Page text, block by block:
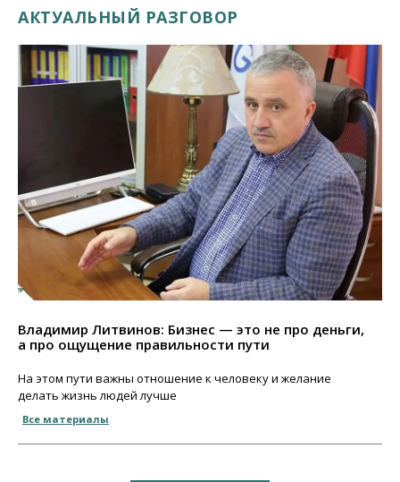
АКТУАЛЬНЫЙ РАЗГОВОР
Владимир Литвинов: Бизнес — это не про деньги,
а про ощущение правильности пути
На этом пути важны отношение к человеку и желание
делать жизнь людей лучше
Все материалы